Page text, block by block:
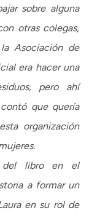
sobre alguna
otras colegas,
Asociación de
era hacer una
pero ahí
que quería
organización
del libro en el
a formar un
en su rol de